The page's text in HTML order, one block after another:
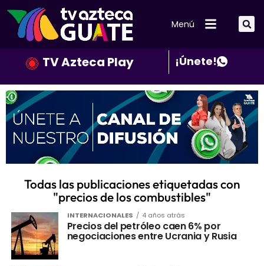
Menú
TV Azteca Play ¡Únete!
Todas las publicaciones etiquetadas con
"precios de los combustibles"
INTERNACIONALES 4 años atrás
Precios del petróleo caen 6% por
negociaciones entre Ucrania y Rusia